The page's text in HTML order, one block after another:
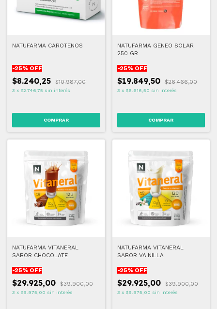
NATUFARMA CAROTENOS
-25% OFF
$8.240,25 $10.987,00
3 x $2.746,75 sin interés
NATUFARMA GENEO SOLAR
250 GR
-25% OFF
$19.849,50 $26.466,00
3 x $6.616,50 sin interés
NATUFARMA VITANERAL
SABOR CHOCOLATE
-25% OFF
$29.925,00 $39.900,00
3 x $9.975,00 sin interés
NATUFARMA VITANERAL
SABOR VAINILLA
-25% OFF
$29.925,00 $39.900,00
3 x $9.975,00 sin interés